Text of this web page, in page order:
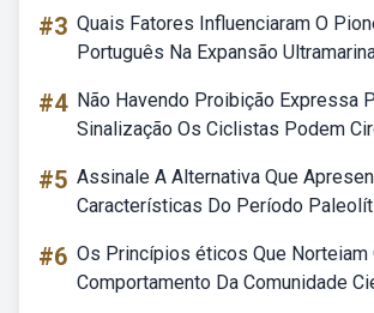
#3 Quais Fatores Influenciaram O
Português Na Expansão
#4 Não Havendo Proibição Expressa
Sinalização Os Ciclistas Podem
#5 Assinale A Alternativa Que
Características Do Período
#6 Os Princípios éticos Que Norteiam
Comportamento Da Comunidade